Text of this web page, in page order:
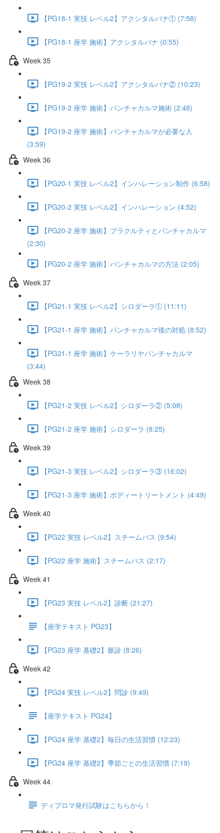
【PG18-1 実技 レベル2】アクシタルパナ① (7:58)
【PG18-1 座学 施術】アクシタルパナ (0:55)
Week 35
【PG19-2 実技 レベル2】アクシタルパナ② (10:23)
【PG19-2 座学 施術】パンチャカルマ施術 (2:48)
【PG19-2 座学 施術】パンチャカルマが必要な人
(3:59)
Week 36
【PG20-1 実技 レベル2】インハレーション制作 (6:58)
【PG20-2 実技 レベル2】インハレーション (4:52)
【PG20-2 座学 施術】プラクルティとパンチャカルマ
(2:30)
【PG20-2 座学 施術】パンチャカルマの方法 (2:05)
Week 37
【PG21-1 実技 レベル2】シロダーラ① (11:11)
【PG21-1 座学 施術】パンチャカルマ後の対処 (8:52)
【PG21-1 座学 施術】ケーラリヤパンチャカルマ
(3:44)
Week 38
【PG21-2 実技 レベル2】シロダーラ② (5:08)
【PG21-2 座学 施術】シロダーラ (8:25)
Week 39
【PG21-3 実技 レベル2】シロダーラ③ (16:02)
【PG21-3 座学 施術】ボディートリートメント (4:49)
Week 40
【PG22 実技 レベル2】スチームバス (9:54)
【PG22 座学 施術】スチームバス (2:17)
Week 41
【PG23 実技 レベル2】診断 (21:27)
【座学テキスト PG23】
【PG23 座学 基礎2】脈診 (8:26)
Week 42
【PG24 実技 レベル2】問診 (9:49)
【座学テキスト PG24】
【PG24 座学 基礎2】毎日の生活習慣 (12:23)
【PG24 座学 基礎2】季節ごとの生活習慣 (7:19)
Week 44
ディプロマ発行試験はこちらから！